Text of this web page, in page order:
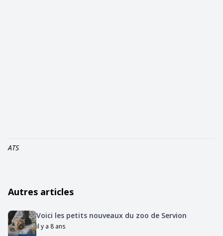
ATS
Autres articles
Voici les petits nouveaux du zoo de Servion
il y a 8 ans